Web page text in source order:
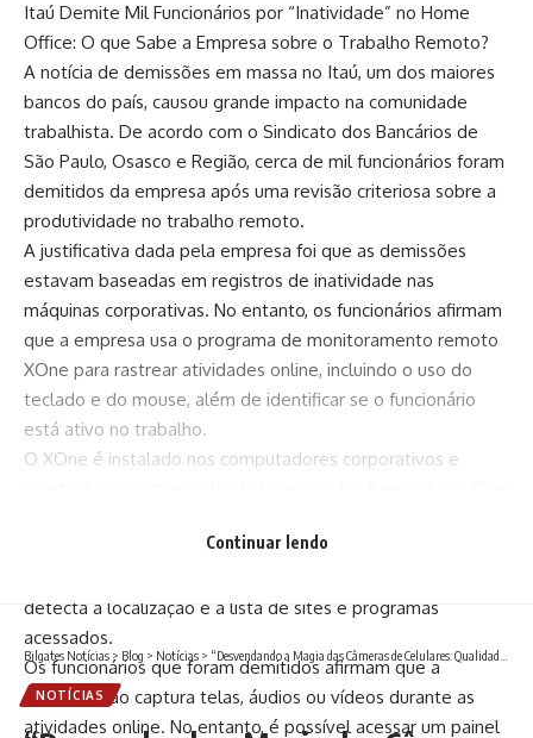
Itaú Demite Mil Funcionários por “Inatividade” no Home
Office: O que Sabe a Empresa sobre o Trabalho Remoto?
A notícia de demissões em massa no Itaú, um dos maiores
bancos do país, causou grande impacto na comunidade
trabalhista. De acordo com o Sindicato dos Bancários de
São Paulo, Osasco e Região, cerca de mil funcionários foram
demitidos da empresa após uma revisão criteriosa sobre a
produtividade no trabalho remoto.
A justificativa dada pela empresa foi que as demissões
estavam baseadas em registros de inatividade nas
máquinas corporativas. No entanto, os funcionários afirmam
que a empresa usa o programa de monitoramento remoto
XOne para rastrear atividades online, incluindo o uso do
teclado e do mouse, além de identificar se o funcionário
está ativo no trabalho.
O XOne é instalado nos computadores corporativos e
cumpre a jornada de trabalho e se há um período de
detecta a localização e a lista de sites e programas
acessados.
Os funcionários que foram demitidos afirmam que a
empresa não captura telas, áudios ou vídeos durante as
atividades online. No entanto, é possível acessar um painel
Continuar lendo
Bilgates Notícias > Blog > Notícias > “Desvendando a Magia das Câmeras de Celulares: Qualidade e Tecnologia no Brasil”
NOTÍCIAS